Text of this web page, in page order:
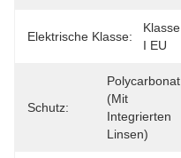
Elektrische Klasse:
Klasse
I EU
Schutz:
Polycarbonat
(mit
Integrierten
Linsen)